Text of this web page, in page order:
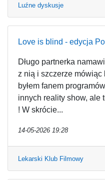
Luźne dyskusje
Love is blind - edycja
Długo partnerka
z nią i szczerze mówiąc
byłem fanem
innych reality show, ale
! W skrócie...
14-05-2026 19:28
Lekarski Klub Filmowy